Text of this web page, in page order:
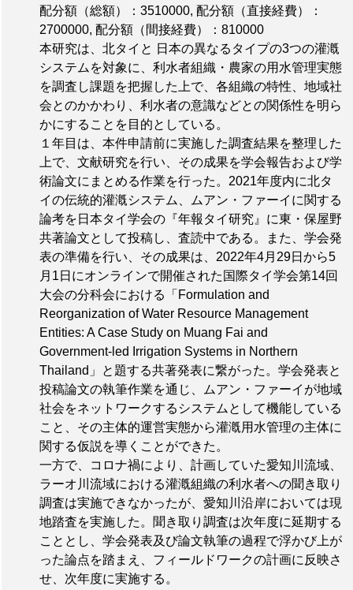
配分額（総額）：3510000, 配分額（直接経費）：
2700000, 配分額（間接経費）：810000
本研究は、北タイと 日本の異なるタイプの3つの灌漑
システムを対象に、利水者組織・農家の用水管理実態
を調査し課題を把握した上で、各組織の特性、地域社
会とのかかわり、利水者の意識などとの関係性を明ら
かにすることを目的としている。
１年目は、本件申請前に実施した調査結果を整理した
上で、文献研究を行い、その成果を学会報告および学
術論文にまとめる作業を行った。2021年度内に北タ
イの伝統的灌漑システム、ムアン・ファーイに関する
論考を日本タイ学会の『年報タイ研究』に東・保屋野
共著論文として投稿し、査読中である。また、学会発
表の準備を行い、その成果は、2022年4月29日から5
月1日にオンラインで開催された国際タイ学会第14回
大会の分科会における「Formulation and
Reorganization of Water Resource Management
Entities: A Case Study on Muang Fai and
Government-led Irrigation Systems in Northern
Thailand」と題する共著発表に繋がった。学会発表と
投稿論文の執筆作業を通じ、ムアン・ファーイが地域
社会をネットワークするシステムとして機能している
こと、その主体的運営実態から灌漑用水管理の主体に
関する仮説を導くことができた。
一方で、コロナ禍により、計画していた愛知川流域、
ラーオ川流域における灌漑組織の利水者への聞き取り
調査は実施できなかったが、愛知川沿岸においては現
地踏査を実施した。聞き取り調査は次年度に延期する
こととし、学会発表及び論文執筆の過程で浮かび上が
った論点を踏まえ、フィールドワークの計画に反映さ
せ、次年度に実施する。